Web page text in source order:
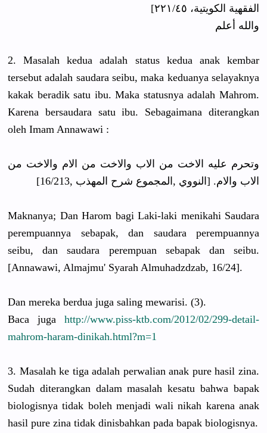
الفقهية الكويتية، ٢٢١/٤٥]
والله أعلم
2. Masalah kedua adalah status kedua anak kembar
tersebut adalah saudara seibu, maka keduanya selayaknya
kakak beradik satu ibu. Maka statusnya adalah Mahrom.
Karena bersaudara satu ibu. Sebagaimana diterangkan
oleh Imam Annawawi :
وتحرم عليه الاخت من الاب والاخت من الام والاخت من
الاب والام. [النووي ,المجموع شرح المهذب ,16/213]
Maknanya; Dan Harom bagi Laki-laki menikahi Saudara
perempuannya sebapak, dan saudara perempuannya
seibu, dan saudara perempuan sebapak dan seibu.
[Annawawi, Almajmu' Syarah Almuhadzdzab, 16/24].
Dan mereka berdua juga saling mewarisi. (3).
Baca juga http://www.piss-ktb.com/2012/02/299-detail-
mahrom-haram-dinikah.html?m=1
3. Masalah ke tiga adalah perwalian anak pure hasil zina.
Sudah diterangkan dalam masalah kesatu bahwa bapak
biologisnya tidak boleh menjadi wali nikah karena anak
hasil pure zina tidak dinisbahkan pada bapak biologisnya.